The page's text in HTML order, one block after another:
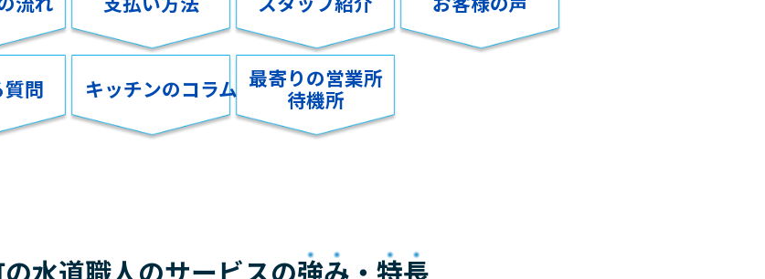
問 キッチンのコラム 最寄りの営業所
待機所
水道職人のサービスの強み ・ 特長